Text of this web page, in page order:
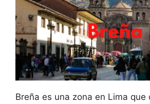
Breña es una zona en Lima que